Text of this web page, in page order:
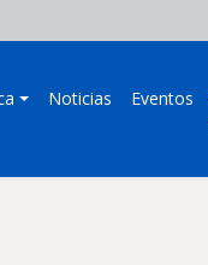
Noticias Eventos